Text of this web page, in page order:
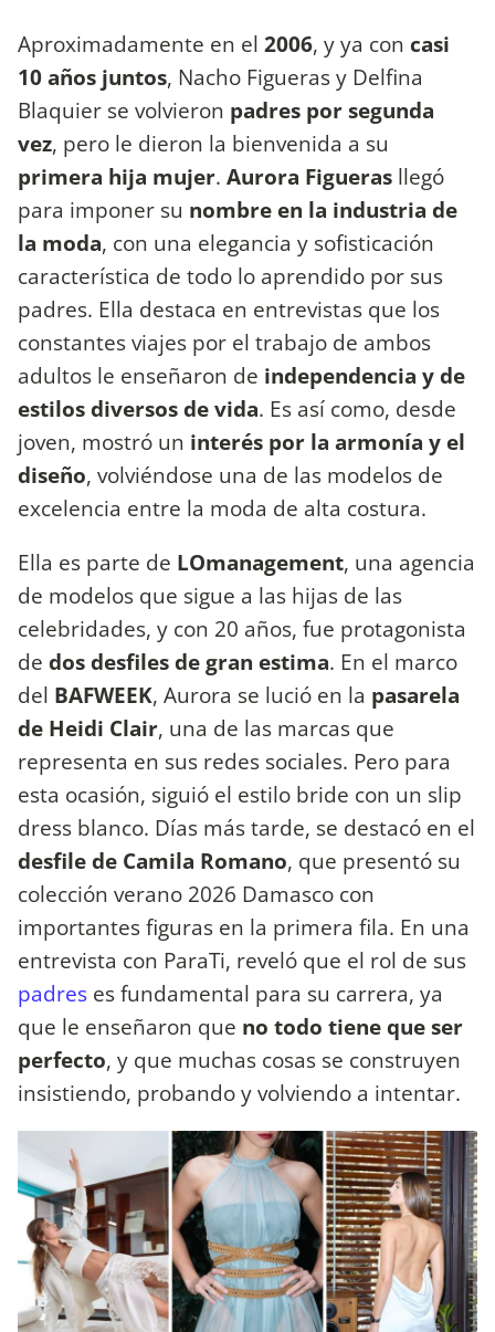
Aproximadamente en el 2006, y ya con casi
10 años juntos, Nacho Figueras y Delfina
Blaquier se volvieron padres por segunda
vez, pero le dieron la bienvenida a su
primera hija mujer. Aurora Figueras llegó
para imponer su nombre en la industria de
la moda, con una elegancia y sofisticación
característica de todo lo aprendido por sus
padres. Ella destaca en entrevistas que los
constantes viajes por el trabajo de ambos
adultos le enseñaron de independencia y de
estilos diversos de vida. Es así como, desde
joven, mostró un interés por la armonía y el
diseño, volviéndose una de las modelos de
excelencia entre la moda de alta costura.
Ella es parte de LOmanagement, una agencia
de modelos que sigue a las hijas de las
celebridades, y con 20 años, fue protagonista
de dos desfiles de gran estima. En el marco
del BAFWEEK, Aurora se lució en la pasarela
de Heidi Clair, una de las marcas que
representa en sus redes sociales. Pero para
esta ocasión, siguió el estilo bride con un slip
dress blanco. Días más tarde, se destacó en el
desfile de Camila Romano, que presentó su
colección verano 2026 Damasco con
importantes figuras en la primera fila. En una
entrevista con ParaTi, reveló que el rol de sus
padres es fundamental para su carrera, ya
que le enseñaron que no todo tiene que ser
perfecto, y que muchas cosas se construyen
insistiendo, probando y volviendo a intentar.